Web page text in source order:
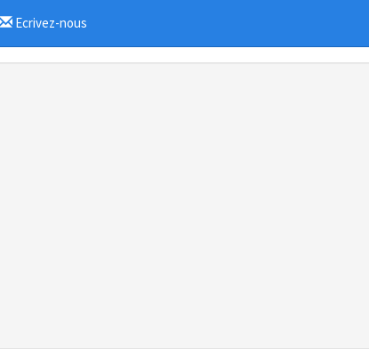
Ecrivez-nous